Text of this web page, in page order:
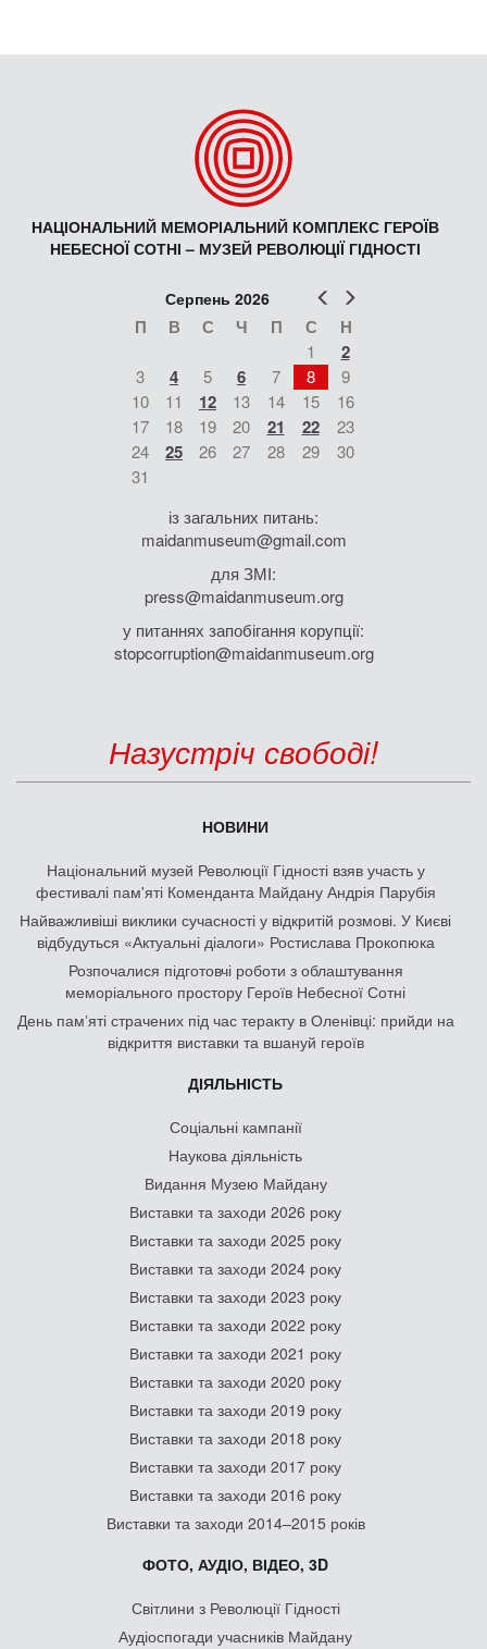
НАЦІОНАЛЬНИЙ МЕМОРІАЛЬНИЙ КОМПЛЕКС ГЕРОЇВ
НЕБЕСНОЇ СОТНІ – МУЗЕЙ РЕВОЛЮЦІЇ ГІДНОСТІ
Попер
Серпень 2026
П В С Ч П С Н
1 2
3 4 5 6 7 8
9
10
11 12 13 14 15
16
17
18 19 20 21 22
23
24
25 26 27 28 29
30
31
із загальних питань:
maidanmuseum@gmail.com
для ЗМІ:
press@maidanmuseum.org
у питаннях запобігання корупції:
stopcorruption@maidanmuseum.org
Назустріч свободі!
НОВИНИ
Національний музей Революції Гідності взяв участь у
фестивалі пам'яті Коменданта Майдану Андрія Парубія
Найважливіші виклики сучасності у відкритій розмові. У Києві
відбудуться «Актуальні діалоги» Ростислава Прокопюка
Розпочалися підготовчі роботи з облаштування
меморіального простору Героїв Небесної Сотні
День памʼяті страчених під час теракту в Оленівці: прийди на
відкриття виставки та вшануй героїв
ДІЯЛЬНІСТЬ
Соціальні кампанії
Наукова діяльність
Видання Музею Майдану
Виставки та заходи 2026 року
Виставки та заходи 2025 року
Виставки та заходи 2024 року
Виставки та заходи 2023 року
Виставки та заходи 2022 року
Виставки та заходи 2021 року
Виставки та заходи 2020 року
Виставки та заходи 2019 року
Виставки та заходи 2018 року
Виставки та заходи 2017 року
Виставки та заходи 2016 року
Виставки та заходи 2014–2015 років
ФОТО, АУДІО, ВІДЕО, 3D
Світлини з Революції Гідності
Аудіоспогади учасників Майдану